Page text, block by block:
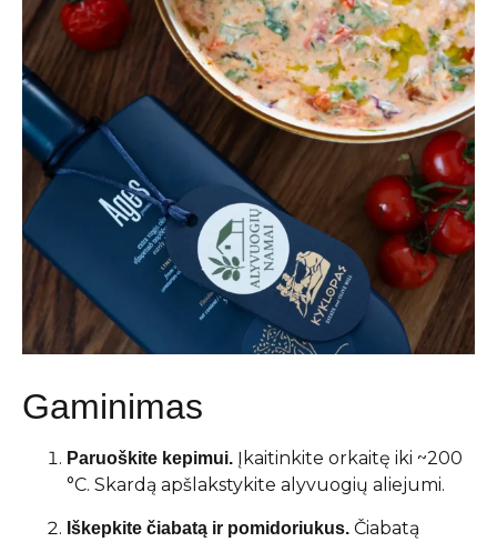
Gaminimas
Paruoškite kepimui. Įkaitinkite orkaitę iki ~200
°C. Skardą apšlakstykite alyvuogių aliejumi.
Iškepkite čiabatą ir pomidoriukus. Čiabatą